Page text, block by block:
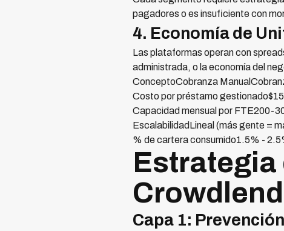
pagadores o es insuficiente con
4. Economía de
Las plataformas operan con
administrada, o la economía del
ConceptoCobranza
Costo por préstamo
Capacidad mensual por FTE200-
EscalabilidadLineal (más gente =
% de cartera consumido1.5% -
Capa 1: